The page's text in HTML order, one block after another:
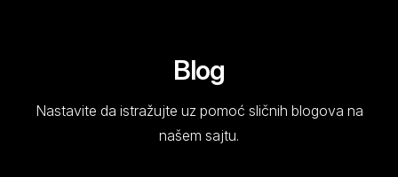
Blog
Nastavite da istražujte uz pomoć sličnih blogova na
našem sajtu.